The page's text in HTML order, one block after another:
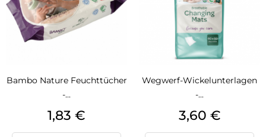
Bambo Nature Feuchttücher
-...
Preis
1,83 €
Wegwerf-Wickelunterlagen
-...
Preis
3,60 €